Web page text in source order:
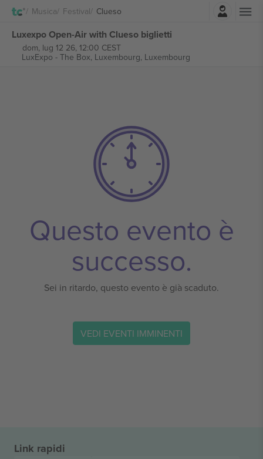
Musica Festival Clueso
Luxexpo Open-Air with Clueso biglietti
dom, lug 12 26, 12:00 CEST
LuxExpo - The Box, Luxembourg, Luxembourg
Questo evento è
successo.
Sei in ritardo, questo evento è già scaduto.
VEDI EVENTI IMMINENTI
Link rapidi